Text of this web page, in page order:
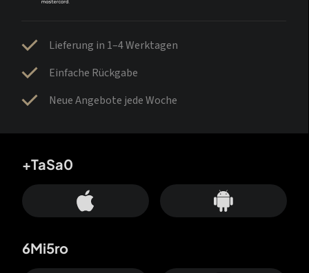
Lieferung in 1–4 Werktagen
Einfache Rückgabe
Neue Angebote jede Woche
+TaSa0
6Mi5ro